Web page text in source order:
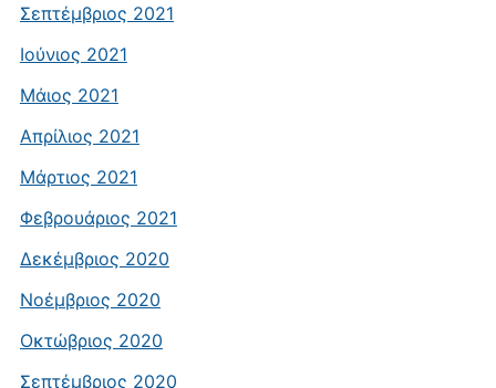
Σεπτέμβριος 2021
Ιούνιος 2021
Μάιος 2021
Απρίλιος 2021
Μάρτιος 2021
Φεβρουάριος 2021
Δεκέμβριος 2020
Νοέμβριος 2020
Οκτώβριος 2020
Σεπτέμβριος 2020